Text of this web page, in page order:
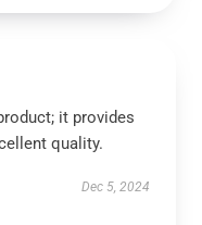
it provides
quality.
Dec 5, 2024